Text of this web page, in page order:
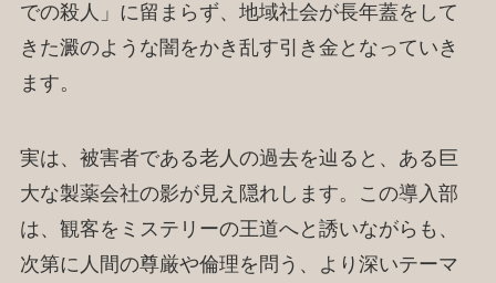
での殺人」に留まらず、地域社会が長年蓋をして
きた澱のような闇をかき乱す引き金となっていき
ます。
実は、被害者である老人の過去を辿ると、ある巨
大な製薬会社の影が見え隠れします。この導入部
は、観客をミステリーの王道へと誘いながらも、
次第に人間の尊厳や倫理を問う、より深いテーマ